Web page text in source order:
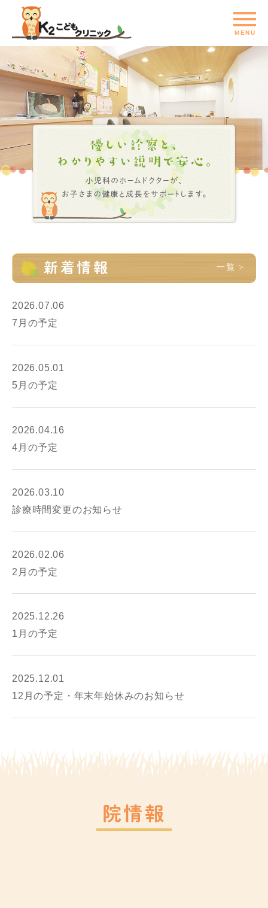
新着情報 一覧 >
2026.07.06
7月の予定
2026.05.01
5月の予定
2026.04.16
4月の予定
2026.03.10
診療時間変更のお知らせ
2026.02.06
2月の予定
2025.12.26
1月の予定
2025.12.01
12月の予定・年末年始休みのお知らせ
院情報